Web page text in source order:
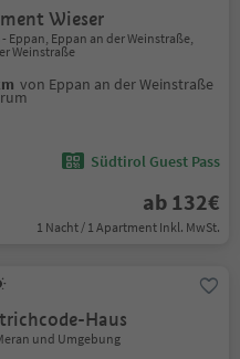
Wieser
- Eppan, Eppan an der Weinstraße,
Weinstraße
von Eppan an der Weinstraße
Südtirol Guest Pass
ab 132€
1 Nacht / 1 Apartment Inkl. MwSt.
Haus
und Umgebung